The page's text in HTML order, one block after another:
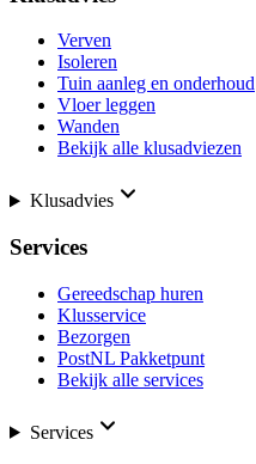
Verven
Isoleren
Tuin aanleg en onderhoud
Vloer leggen
Wanden
Bekijk alle klusadviezen
Klusadvies
Services
Gereedschap huren
Klusservice
Bezorgen
PostNL Pakketpunt
Bekijk alle services
Services